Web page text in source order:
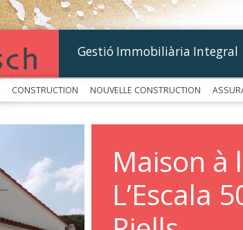
Gestió Immobiliària Integral
CONSTRUCTION NOUVELLE CONSTRUCTION
Maison à
L’Escala